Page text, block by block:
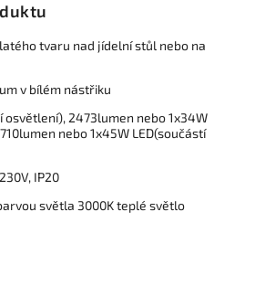
tvaru nad jídelní stůl nebo na
v bílém nástřiku
osvětlení), 2473lumen nebo 1x34W
nebo 1x45W LED(součástí
IP20
světla 3000K teplé světlo